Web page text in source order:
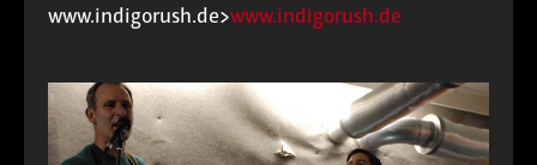
www.indigorush.de>www.indigorush.de